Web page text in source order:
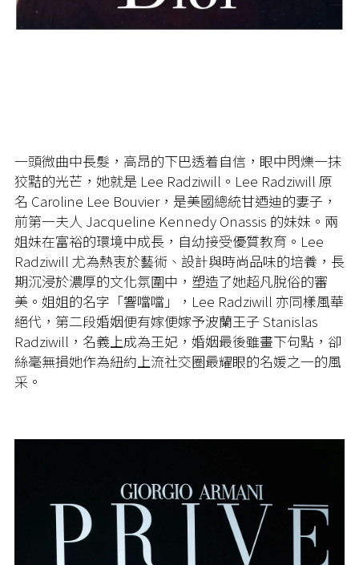
一頭微曲中長髮，高昂的下巴透着自信，眼中閃爍一抹
狡黠的光芒，她就是 Lee Radziwill。Lee Radziwill 原
名 Caroline Lee Bouvier，是美國總統甘迺迪的妻子，
前第一夫人 Jacqueline Kennedy Onassis 的妹妹。兩
姐妹在富裕的環境中成長，自幼接受優質教育。Lee
Radziwill 尤為熱衷於藝術、設計與時尚品味的培養，長
期沉浸於濃厚的文化氛圍中，塑造了她超凡脫俗的審
美。姐姐的名字「響噹噹」，Lee Radziwill 亦同樣風華
絕代，第二段婚姻便有嫁便嫁予波蘭王子 Stanislas
Radziwill，名義上成為王妃，婚姻最後雖畫下句點，卻
絲毫無損她作為紐約上流社交圈最耀眼的名媛之一的風
采。